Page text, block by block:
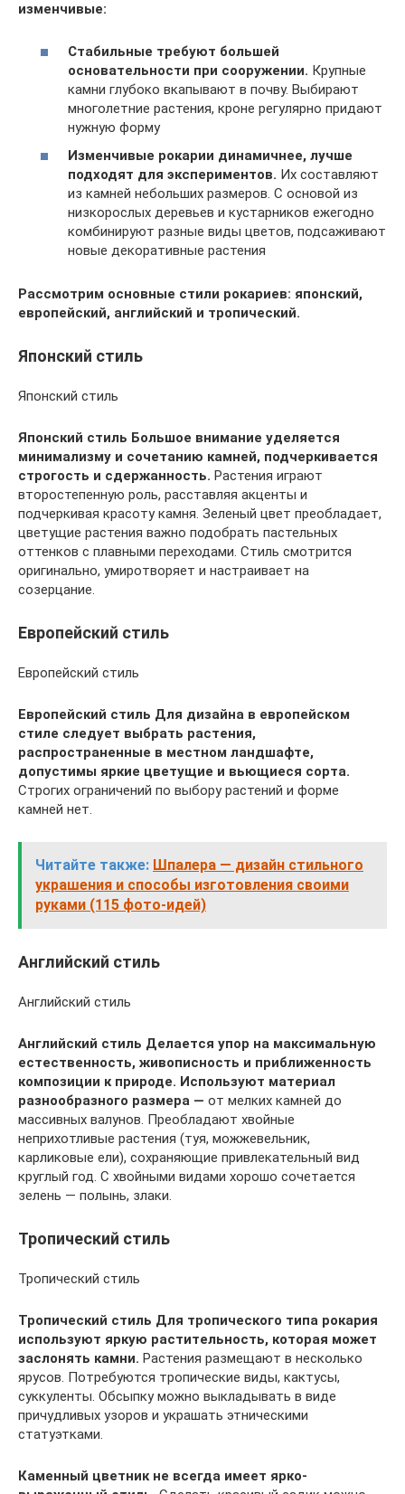
изменчивые:
Стабильные требуют большей
основательности при сооружении. Крупные
камни глубоко вкапывают в почву. Выбирают
многолетние растения, кроне регулярно придают
нужную форму
Изменчивые рокарии динамичнее, лучше
подходят для экспериментов. Их составляют
из камней небольших размеров. С основой из
низкорослых деревьев и кустарников ежегодно
комбинируют разные виды цветов, подсаживают
новые декоративные растения
Рассмотрим основные стили рокариев: японский,
европейский, английский и тропический.
Японский стиль
Японский стиль
Японский стиль Большое внимание уделяется
минимализму и сочетанию камней, подчеркивается
строгость и сдержанность. Растения играют
второстепенную роль, расставляя акценты и
подчеркивая красоту камня. Зеленый цвет преобладает,
цветущие растения важно подобрать пастельных
оттенков с плавными переходами. Стиль смотрится
оригинально, умиротворяет и настраивает на
созерцание.
Европейский стиль
Европейский стиль
Европейский стиль Для дизайна в европейском
стиле следует выбрать растения,
распространенные в местном ландшафте,
допустимы яркие цветущие и вьющиеся сорта.
Строгих ограничений по выбору растений и форме
камней нет.
Читайте также: Шпалера — дизайн стильного
украшения и способы изготовления своими
руками (115 фото-идей)
Английский стиль
Английский стиль
Английский стиль Делается упор на максимальную
естественность, живописность и приближенность
композиции к природе. Используют материал
разнообразного размера — от мелких камней до
массивных валунов. Преобладают хвойные
неприхотливые растения (туя, можжевельник,
карликовые ели), сохраняющие привлекательный вид
круглый год. С хвойными видами хорошо сочетается
зелень — полынь, злаки.
Тропический стиль
Тропический стиль
Тропический стиль Для тропического типа рокария
используют яркую растительность, которая может
заслонять камни. Растения размещают в несколько
ярусов. Потребуются тропические виды, кактусы,
суккуленты. Обсыпку можно выкладывать в виде
причудливых узоров и украшать этническими
статуэтками.
Каменный цветник не всегда имеет ярко-